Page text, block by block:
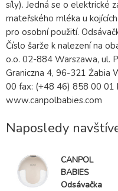
síly). Jedná se o elektrické
mateřského mléka u
pro osobní použití.
Číslo šarže k nalezení na
o.o. 02-884 Warszawa, ul.
Graniczna 4, 96-321 Żabia
00 fax: (+48 46) 858 00 01
www.canpolbabies.com
Naposledy
CANPOL
BABIES
Odsávačka